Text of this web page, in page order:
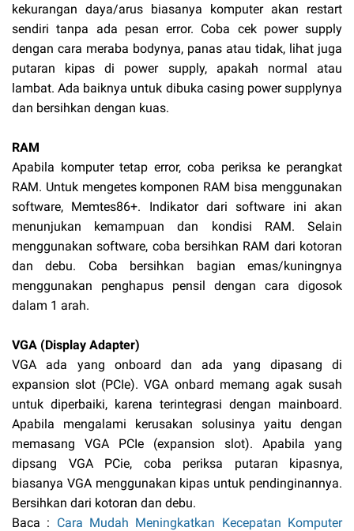
kekurangan daya/arus biasanya komputer akan restart
sendiri tanpa ada pesan error. Coba cek power supply
dengan cara meraba bodynya, panas atau tidak, lihat juga
putaran kipas di power supply, apakah normal atau
lambat. Ada baiknya untuk dibuka casing power supplynya
dan bersihkan dengan kuas.
RAM
Apabila komputer tetap error, coba periksa ke perangkat
RAM. Untuk mengetes komponen RAM bisa menggunakan
software, Memtes86+. Indikator dari software ini akan
menunjukan kemampuan dan kondisi RAM. Selain
menggunakan software, coba bersihkan RAM dari kotoran
dan debu. Coba bersihkan bagian emas/kuningnya
menggunakan penghapus pensil dengan cara digosok
dalam 1 arah.
VGA (Display Adapter)
VGA ada yang onboard dan ada yang dipasang di
expansion slot (PCIe). VGA onbard memang agak susah
untuk diperbaiki, karena terintegrasi dengan mainboard.
Apabila mengalami kerusakan solusinya yaitu dengan
memasang VGA PCIe (expansion slot). Apabila yang
dipsang VGA PCie, coba periksa putaran kipasnya,
biasanya VGA menggunakan kipas untuk pendinginannya.
Bersihkan dari kotoran dan debu.
Baca : Cara Mudah Meningkatkan Kecepatan Komputer